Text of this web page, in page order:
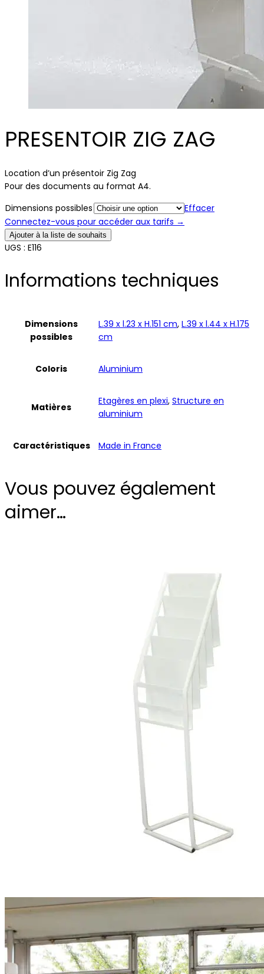
PRESENTOIR ZIG ZAG
Location d’un présentoir Zig Zag
Pour des documents au format A4.
Dimensions possibles
Effacer
Connectez-vous pour accéder aux tarifs →
Ajouter à la liste de souhaits
UGS : E116
Informations techniques
Dimensions
possibles
L.39 x l.23 x H.151 cm, L.39 x l.44 x H.175
cm
Coloris Aluminium
Matières
Etagères en plexi, Structure en
aluminium
Caractéristiques Made in France
Vous pouvez également
aimer…